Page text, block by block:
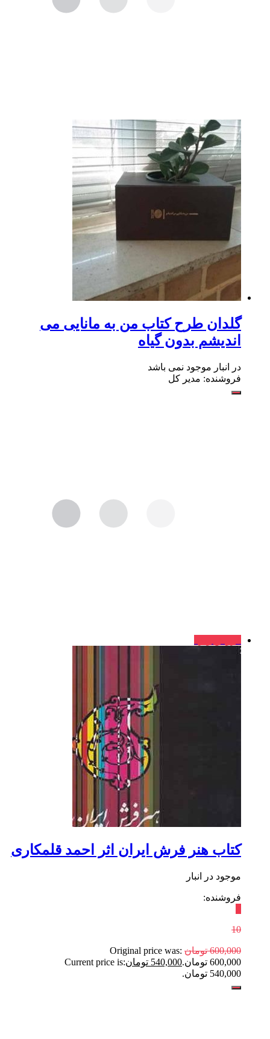
گلدان طرح کتاب من به مانایی می
اندیشم بدون گیاه
در انبار موجود نمی باشد
فروشنده: مدیر کل
کتاب هنر فرش ایران اثر احمد قلمکاری
موجود در انبار
فروشنده:
10
600,000 تومان Original price was:
600,000 تومان.
540,000 تومانCurrent price is:
540,000 تومان.